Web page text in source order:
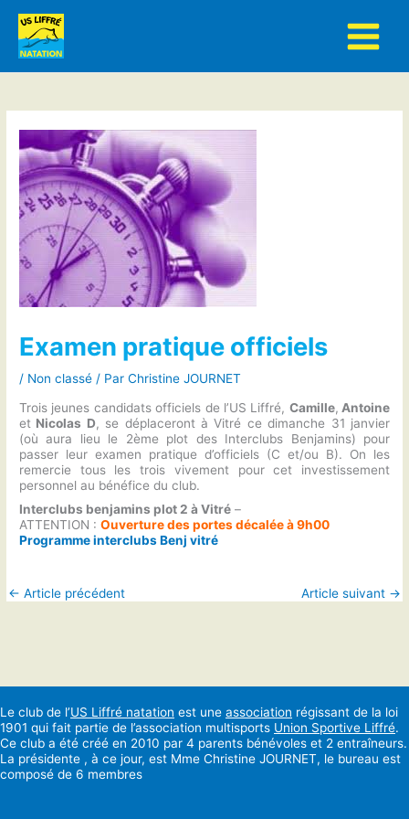
contenu
Examen pratique officiels
/ Non classé / ParChristine JOURNET
Trois jeunes candidats officiels de l’US Liffré, Camille, Antoine
et Nicolas D, se déplaceront à Vitré ce dimanche 31 janvier
(où aura lieu le 2ème plot des Interclubs Benjamins) pour
passer leur examen pratique d’officiels (C et/ou B). On les
remercie tous les trois vivement pour cet investissement
personnel au bénéfice du club.
Interclubs benjamins plot 2 à Vitré –
ATTENTION :Ouverture des portes décalée à 9h00
Programme interclubs Benj vitré
← Article précédent Article suivant →
Le club de l’US Liffré natation est une association régissant de la loi
1901 qui fait partie de l’association multisports Union Sportive Liffré.
Ce club a été créé en 2010 par 4 parents bénévoles et 2 entraîneurs.
La présidente , à ce jour, est Mme Christine JOURNET, le bureau est
composé de 6 membres